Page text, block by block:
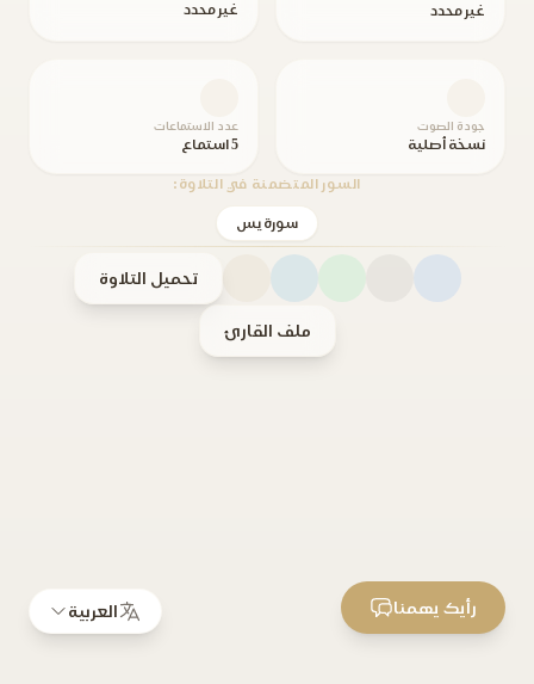
غير محدد غير محدد
جودة الصوت
نسخة أصلية
عدد الاستماعات
5 استماع
السور المتضمنة في التلاوة:
سورة يس
تحميل التلاوة
ملف القارئ
العربية رأيك يهمنا